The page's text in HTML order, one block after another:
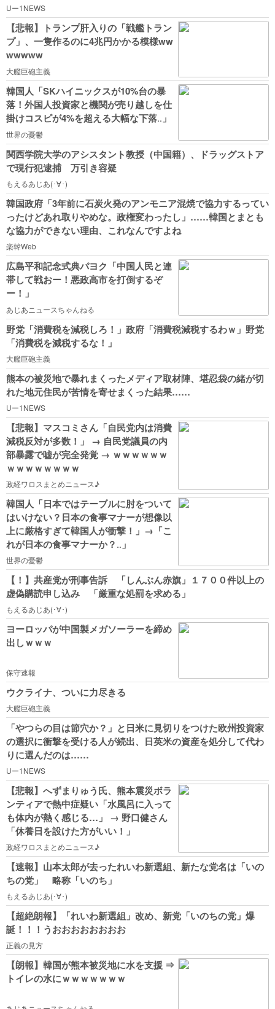
Uー1NEWS
【悲報】トランプ肝入りの「戦艦トラン
プ」、一隻作るのに4兆円かかる模様ww
wwwww
大艦巨砲主義
韓国人「SKハイニックスが10%台の暴
落！外国人投資家と機関が売り越しを仕
掛けコスピが4%を超える大幅な下落‥」
世界の憂鬱
関西学院大学のアシスタント教授（中国籍）、ドラッグストア
で現行犯逮捕 万引き容疑
もえるあじあ(･∀･)
韓国政府「3年前に石炭火発のアンモニア混焼で協力するってい
ったけどあれ取りやめな。政権変わったし」……韓国とまとも
な協力ができない理由、これなんですよね
楽韓Web
広島平和記念式典パヨク「中国人民と連
帯して戦おー！悪政高市を打倒するぞ
ー！」
あじあニュースちゃんねる
野党「消費税を減税しろ！」政府「消費税減税するわｗ」野党
「消費税を減税するな！」
大艦巨砲主義
熊本の被災地で暴れまくったメディア取材陣、堪忍袋の緒が切
れた地元住民が苦情を寄せまくった結果……
Uー1NEWS
【悲報】マスコミさん「自民党内は消費
減税反対が多数！」 → 自民党議員の内
部暴露で嘘が完全発覚 → ｗｗｗｗｗｗ
ｗｗｗｗｗｗｗｗ
政経ワロスまとめニュース♪
韓国人「日本ではテーブルに肘をついて
はいけない？日本の食事マナーが想像以
上に厳格すぎて韓国人が衝撃！」→「こ
れが日本の食事マナーか？‥」
世界の憂鬱
【！】共産党が刑事告訴 「しんぶん赤旗」１７００件以上の
虚偽購読申し込み 「厳重な処罰を求める」
もえるあじあ(･∀･)
ヨーロッパが中国製メガソーラーを締め
出しｗｗｗ
保守速報
ウクライナ、ついに力尽きる
大艦巨砲主義
「やつらの目は節穴か？」と日米に見切りをつけた欧州投資家
の選択に衝撃を受ける人が続出、日英米の資産を処分して代わ
りに選んだのは……
Uー1NEWS
【悲報】へずまりゅう氏、熊本震災ボラ
ンティアで熱中症疑い「水風呂に入って
も体内が熱く感じる…」 → 野口健さん
「休養日を設けた方がいい！」
政経ワロスまとめニュース♪
【速報】山本太郎が去ったれいわ新選組、新たな党名は「いの
ちの党」 略称「いのち」
もえるあじあ(･∀･)
【超絶朗報】「れいわ新選組」改め、新党「いのちの党」爆
誕！！！うおおおおおおおお
正義の見方
【朗報】韓国が熊本被災地に水を支援 ⇒
トイレの水にｗｗｗｗｗｗｗ